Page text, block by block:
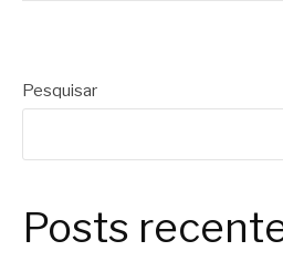
Pesquisar
Posts